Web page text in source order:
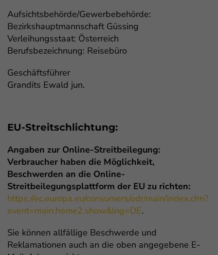
Aufsichtsbehörde/Gewerbebehörde:
Bezirkshauptmannschaft Güssing
Verleihungsstaat: Österreich
Berufsbezeichnung: Reisebüro
Geschäftsführer
Grandits Ewald jun.
EU-Streitschlichtung:
Angaben zur Online-Streitbeilegung:
Verbraucher haben die Möglichkeit,
Beschwerden an die Online-
Streitbeilegungsplattform der EU zu richten:
https://ec.europa.eu/­consumers/­odr/­main/­index.cfm?
event=main.home2.show&lng=DE.
Sie können allfällige Beschwerde und
Reklamationen auch an die oben angegebene E-